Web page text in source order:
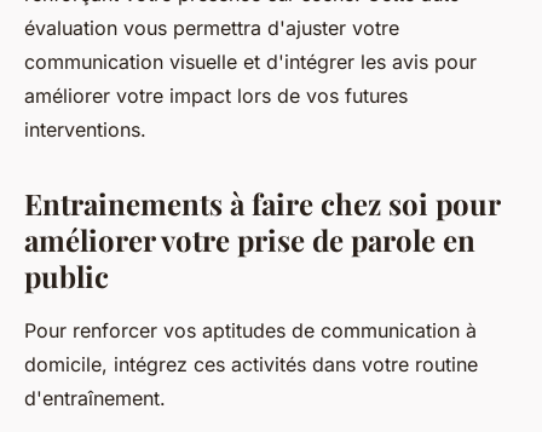
évaluation vous permettra d'ajuster votre
communication visuelle et d'intégrer les avis pour
améliorer votre impact lors de vos futures
interventions.
Entrainements à faire chez soi pour
améliorer votre prise de parole en
public
Pour renforcer vos aptitudes de communication à
domicile, intégrez ces activités dans votre routine
d'entraînement.